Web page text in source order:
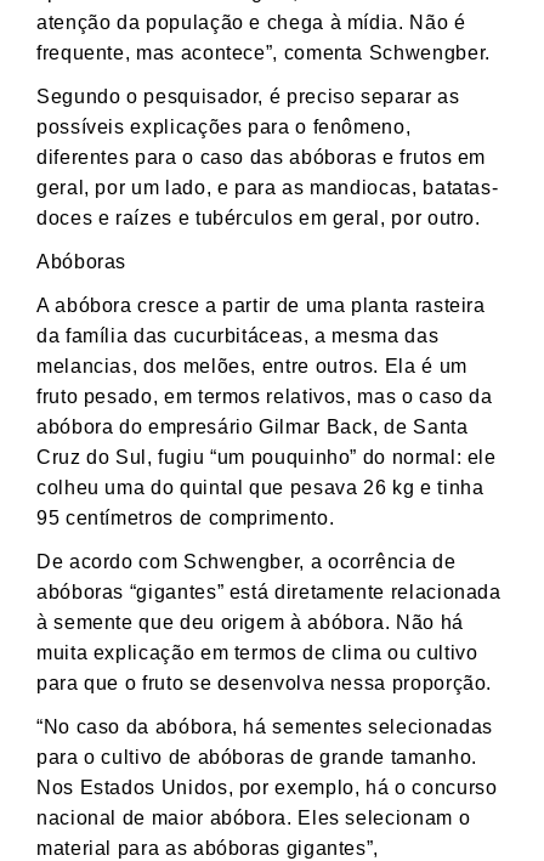
atenção da população e chega à mídia. Não é
frequente, mas acontece”, comenta Schwengber.
Segundo o pesquisador, é preciso separar as
possíveis explicações para o fenômeno,
diferentes para o caso das abóboras e frutos em
geral, por um lado, e para as mandiocas, batatas-
doces e raízes e tubérculos em geral, por outro.
Abóboras
A abóbora cresce a partir de uma planta rasteira
da família das cucurbitáceas, a mesma das
melancias, dos melões, entre outros. Ela é um
fruto pesado, em termos relativos, mas o caso da
abóbora do empresário Gilmar Back, de Santa
Cruz do Sul, fugiu “um pouquinho” do normal: ele
colheu uma do quintal que pesava 26 kg e tinha
95 centímetros de comprimento.
De acordo com Schwengber, a ocorrência de
abóboras “gigantes” está diretamente relacionada
à semente que deu origem à abóbora. Não há
muita explicação em termos de clima ou cultivo
para que o fruto se desenvolva nessa proporção.
“No caso da abóbora, há sementes selecionadas
para o cultivo de abóboras de grande tamanho.
Nos Estados Unidos, por exemplo, há o concurso
nacional de maior abóbora. Eles selecionam o
material para as abóboras gigantes”,